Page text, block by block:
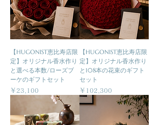
【HUGONIST恵比寿店限
定】オリジナル香水作り
と選べる本数/ローズブ
ーケのギフトセット
価格
￥23,100
【HUGONIST恵比寿店限
定】オリジナル香水作り
と108本の花束のギフト
セット
価格
￥102,300